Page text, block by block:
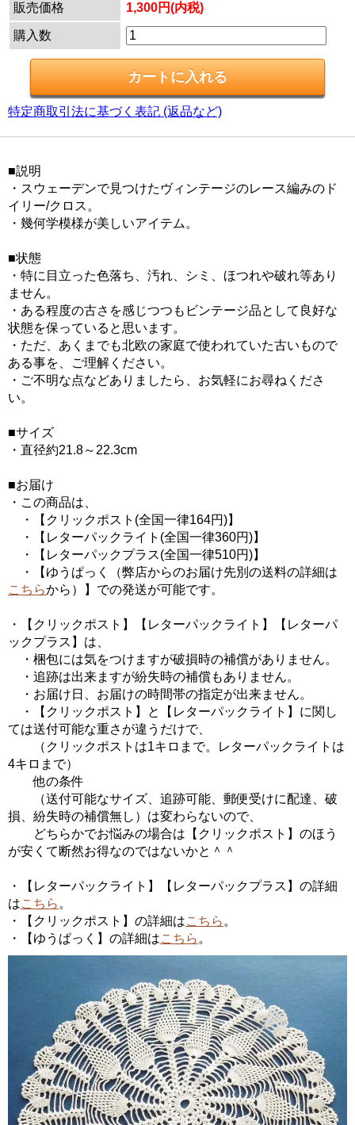
販売価格
1,300円(内税)
購入数
特定商取引法に基づく表記 (返品など)
■説明
・スウェーデンで見つけたヴィンテージのレース編みのド
イリー/クロス。
・幾何学模様が美しいアイテム。
■状態
・特に目立った色落ち、汚れ、シミ、ほつれや破れ等あり
ません。
・ある程度の古さを感じつつもビンテージ品として良好な
状態を保っていると思います。
・ただ、あくまでも北欧の家庭で使われていた古いもので
ある事を、ご理解ください。
・ご不明な点などありましたら、お気軽にお尋ねくださ
い。
■サイズ
・直径約21.8～22.3cm
■お届け
・この商品は、
・【クリックポスト(全国一律164円)】
・【レターパックライト(全国一律360円)】
・【レターパックプラス(全国一律510円)】
・【ゆうぱっく（弊店からのお届け先別の送料の詳細は
こちらから）】での発送が可能です。
・【クリックポスト】【レターパックライト】【レターパ
ックプラス】は、
・梱包には気をつけますが破損時の補償がありません。
・追跡は出来ますが紛失時の補償もありません。
・お届け日、お届けの時間帯の指定が出来ません。
・【クリックポスト】と【レターパックライト】に関し
ては送付可能な重さが違うだけで、
（クリックポストは1キロまで。レターパックライトは
4キロまで）
他の条件
（送付可能なサイズ、追跡可能、郵便受けに配達、破
損、紛失時の補償無し）は変わらないので、
どちらかでお悩みの場合は【クリックポスト】のほう
が安くて断然お得なのではないかと＾＾
・【レターパックライト】【レターパックプラス】の詳細
はこちら 。
・【クリックポスト】の詳細はこちら 。
・【ゆうぱっく】の詳細はこちら 。